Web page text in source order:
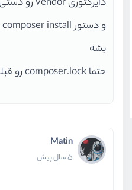
دایرکتوری vendor رو دستی حذف کنید
بشه
حتما composer.lock رو قبلش حذف کنید
Matin
5 سال پیش